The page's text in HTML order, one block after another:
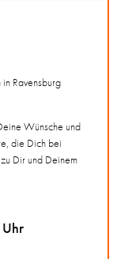
Ravensburg
Wünsche und
die Dich bei
Dir und Deinem